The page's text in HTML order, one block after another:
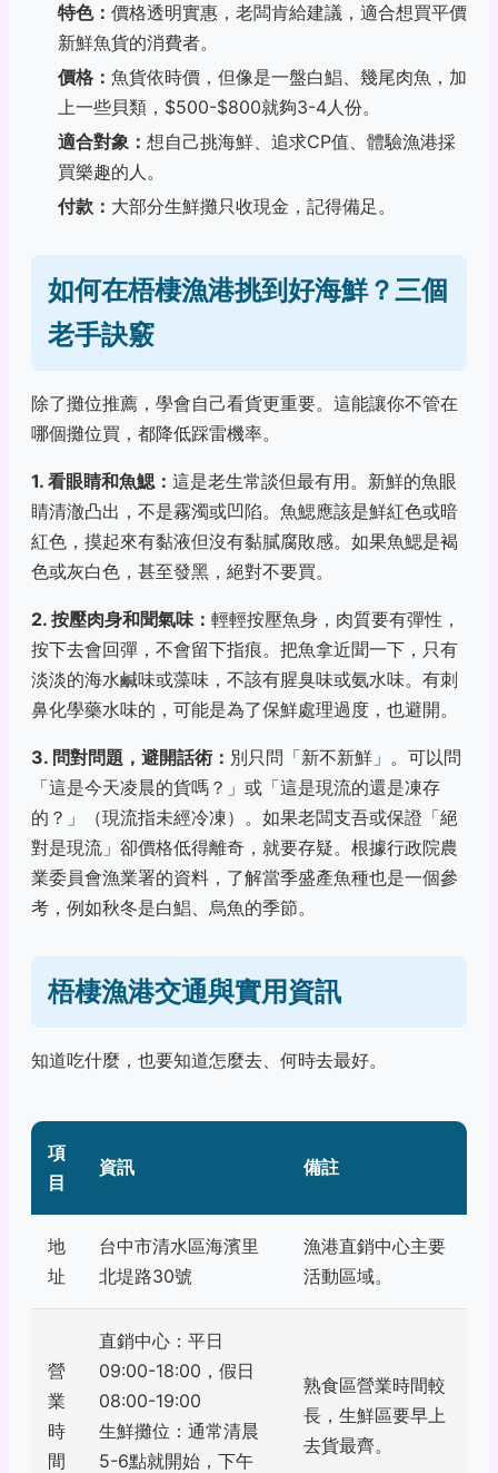
特色： 價格透明實惠，老闆肯給建議，適合想買平價
新鮮魚貨的消費者。
價格： 魚貨依時價，但像是一盤白鯧、幾尾肉魚，加
上一些貝類，$500-$800就夠3-4人份。
適合對象： 想自己挑海鮮、追求CP值、體驗漁港採
買樂趣的人。
付款： 大部分生鮮攤只收現金，記得備足。
如何在梧棲漁港挑到好海鮮？三個
老手訣竅
除了攤位推薦，學會自己看貨更重要。這能讓你不管在
哪個攤位買，都降低踩雷機率。
1. 看眼睛和魚鰓： 這是老生常談但最有用。新鮮的魚眼
睛清澈凸出，不是霧濁或凹陷。魚鰓應該是鮮紅色或暗
紅色，摸起來有黏液但沒有黏膩腐敗感。如果魚鰓是褐
色或灰白色，甚至發黑，絕對不要買。
2. 按壓肉身和聞氣味： 輕輕按壓魚身，肉質要有彈性，
按下去會回彈，不會留下指痕。把魚拿近聞一下，只有
淡淡的海水鹹味或藻味，不該有腥臭味或氨水味。有刺
鼻化學藥水味的，可能是為了保鮮處理過度，也避開。
3. 問對問題，避開話術： 別只問「新不新鮮」。可以問
「這是今天凌晨的貨嗎？」或「這是現流的還是凍存
的？」（現流指未經冷凍）。如果老闆支吾或保證「絕
對是現流」卻價格低得離奇，就要存疑。根據行政院農
業委員會漁業署的資料，了解當季盛產魚種也是一個參
考，例如秋冬是白鯧、烏魚的季節。
梧棲漁港交通與實用資訊
知道吃什麼，也要知道怎麼去、何時去最好。
項
目
資訊 備註
地
址
台中市清水區海濱里
北堤路30號
漁港直銷中心主要
活動區域。
營
業
時
間
直銷中心：平日
09:00-18:00，假日
08:00-19:00
生鮮攤位：通常清晨
5-6點就開始，下午
熟食區營業時間較
長，生鮮區要早上
去貨最齊。